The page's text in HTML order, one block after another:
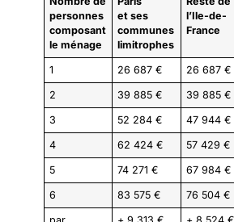
personnes
composant
le ménage
et ses
communes
limitrophes
l’Ile-de-
France
1 26 687 € 26 687 €
2 39 885 € 39 885 €
3 52 284 € 47 944 €
4 62 424 € 57 429 €
5 74 271 € 67 984 €
6 83 575 € 76 504 €